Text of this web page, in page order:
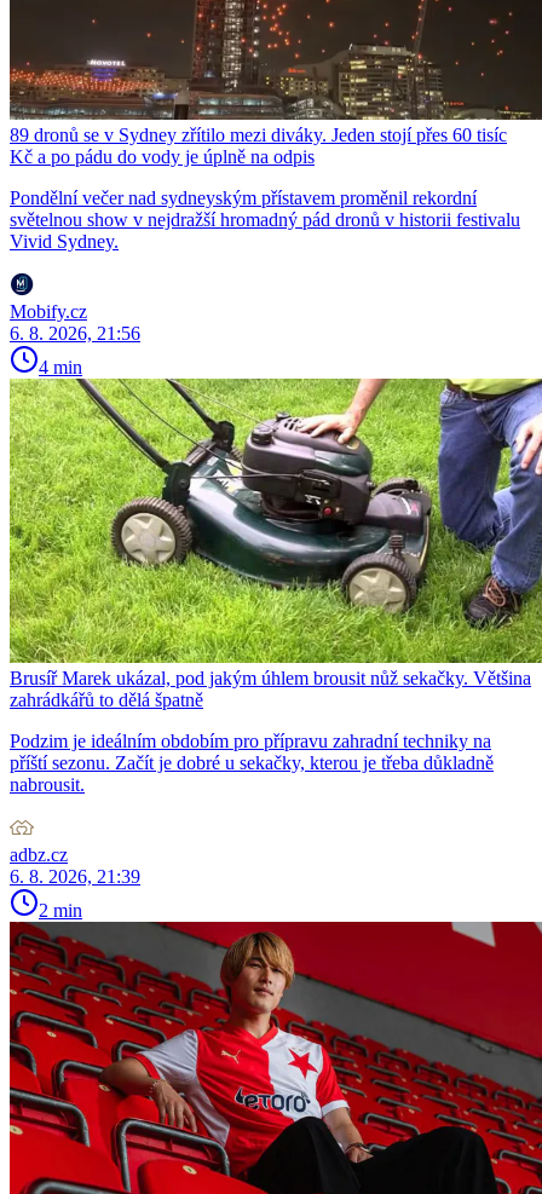
89 dronů se v Sydney zřítilo mezi diváky. Jeden stojí přes 60 tisíc
Kč a po pádu do vody je úplně na odpis
Pondělní večer nad sydneyským přístavem proměnil rekordní
světelnou show v nejdražší hromadný pád dronů v historii festivalu
Vivid Sydney.
Mobify.cz
6. 8. 2026, 21:56
4 min
Brusíř Marek ukázal, pod jakým úhlem brousit nůž sekačky. Většina
zahrádkářů to dělá špatně
Podzim je ideálním obdobím pro přípravu zahradní techniky na
příští sezonu. Začít je dobré u sekačky, kterou je třeba důkladně
nabrousit.
adbz.cz
6. 8. 2026, 21:39
2 min